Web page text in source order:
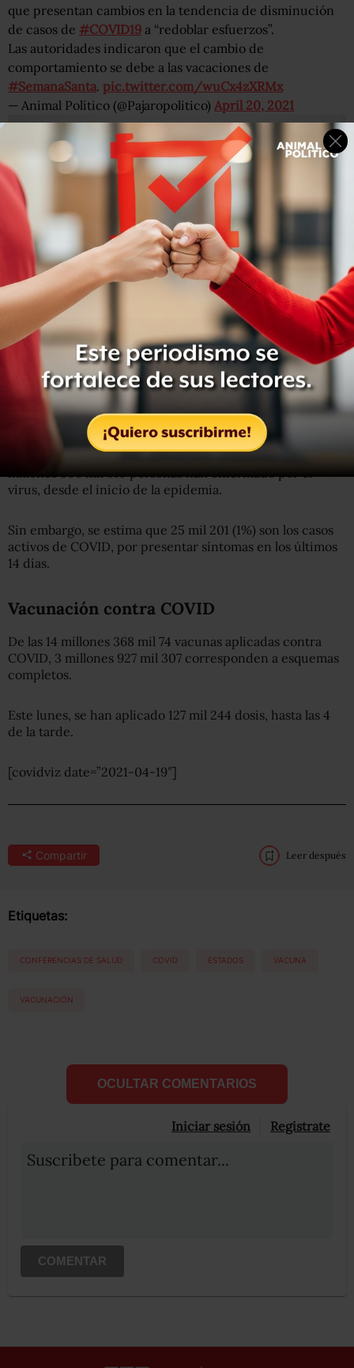
que presentan cambios en la tendencia de disminución
de casos de #COVID19 a “redoblar esfuerzos”.
Las autoridades indicaron que el cambio de
comportamiento se debe a las vacaciones de
#SemanaSanta. pic.twitter.com/wuCx4zXRMx
— Animal Político (@Pajaropolitico) April 20, 2021
De acuerdo con la Secretaría de Salud, se han registrado
127 muertes más por COVID, para un total de 212 mil 466
defunciones confirmadas por la enfermedad.
También reportaron 1,308 casos más, por lo que 2
millones 306 mil 910 personas han enfermado por el
virus, desde el inicio de la epidemia.
Sin embargo, se estima que 25 mil 201 (1%) son los casos
activos de COVID, por presentar síntomas en los últimos
14 días.
Vacunación contra COVID
De las 14 millones 368 mil 74 vacunas aplicadas contra
COVID, 3 millones 927 mil 307 corresponden a esquemas
completos.
Este lunes, se han aplicado 127 mil 244 dosis, hasta las 4
de la tarde.
[covidviz date=”2021-04-19″]
Compartir Leer después
Etiquetas:
CONFERENCIAS DE SALUD COVID ESTADOS VACUNA
VACUNACIÓN
OCULTAR COMENTARIOS
Iniciar sesión Registrate
Suscribete para comentar...
COMENTAR